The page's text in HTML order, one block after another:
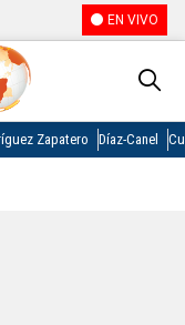
EN VIVO
Zapatero Díaz-Canel